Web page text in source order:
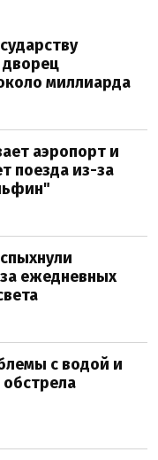
миллиарда
аэропорт и
поезда из-за
ежедневных
с водой и